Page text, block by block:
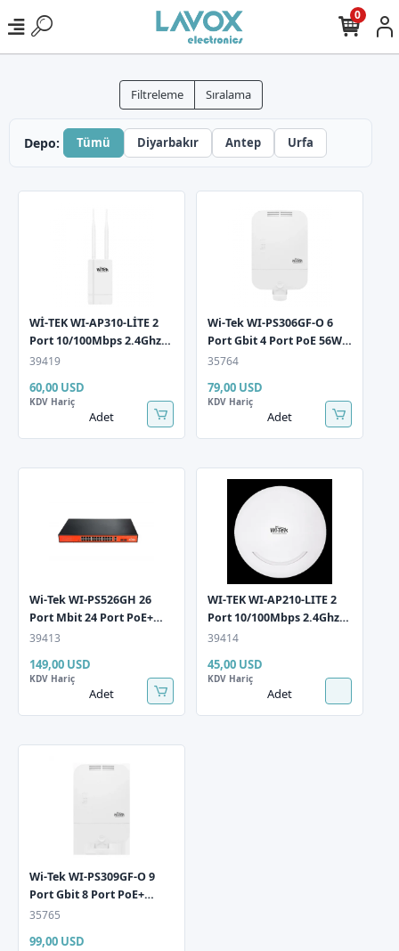
0
Filtreleme Sıralama
Depo: Tümü Diyarbakır Antep Urfa
Wİ-TEK WI-AP310-LİTE 2
Port 10/100Mbps 2.4Ghz
Outdoor Access Point
39419
60,00 USD
KDV Hariç
Adet
Wi-Tek WI-PS306GF-O 6
Port Gbit 4 Port PoE 56W
1xGbit+1xSFP Uplink
Switch
35764
79,00 USD
KDV Hariç
Adet
Wi-Tek WI-PS526GH 26
Port Mbit 24 Port PoE+
185W 1xGbit+1xSFP
Yönetilemez Switch
39413
149,00 USD
KDV Hariç
Adet
WI-TEK WI-AP210-LITE 2
Port 10/100Mbps 2.4Ghz
Tavan Tipi Access Point
39414
45,00 USD
KDV Hariç
Adet
Wi-Tek WI-PS309GF-O 9
Port Gbit 8 Port PoE+
116W 2xSFP Uplink
Switch
35765
99,00 USD